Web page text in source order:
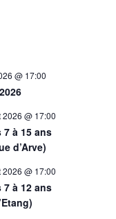
@ 17:00
2026 @ 17:00
7 à 15 ans
d’Arve)
2026 @ 17:00
7 à 12 ans